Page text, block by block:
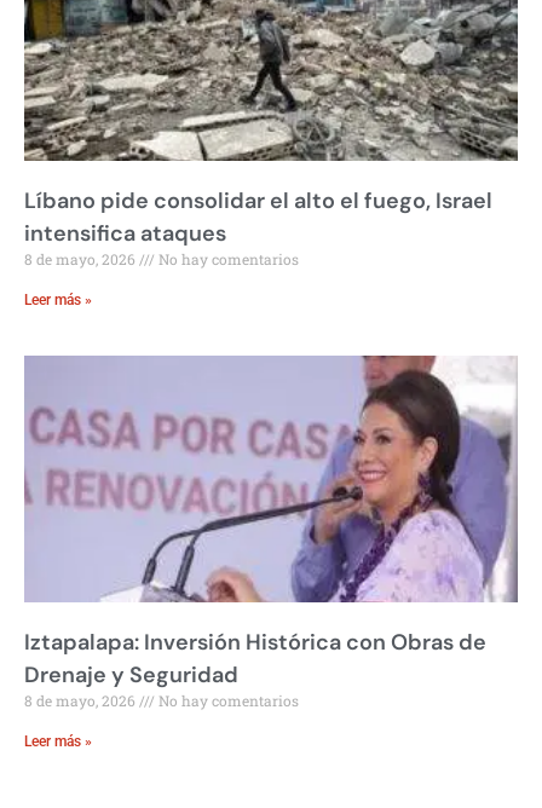
Líbano pide consolidar el alto el fuego, Israel
intensifica ataques
8 de mayo, 2026 No hay comentarios
Leer más »
Iztapalapa: Inversión Histórica con Obras de
Drenaje y Seguridad
8 de mayo, 2026 No hay comentarios
Leer más »